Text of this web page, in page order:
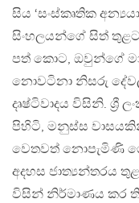
සිය ‘සංස්කෘතික
සිංහලයන්ගේ සිත්
පත් කොට, ඔවුන්ගේ
නොවටිනා නිසරු
දෘෂ්ටිවාදය විසිනි. ශ්‍රී
පිහිටි, මනුස්ස
වෙතවත් නොපැමිණි
අදහස ජාත්‍යන්තරය
විසින් නිර්මාණය කර